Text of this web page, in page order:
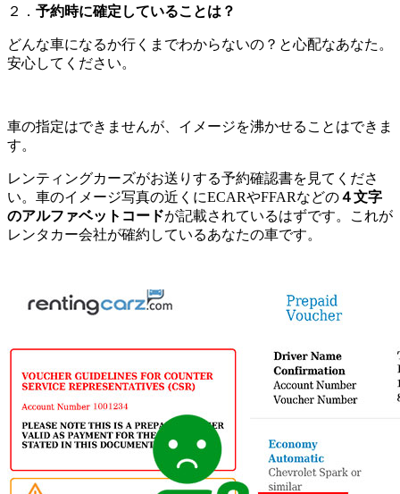
２． 予約時に確定していることは？
どんな車になるか行くまでわからないの？と心配なあなた。
安心してください。
車の指定はできませんが、イメージを沸かせることはできま
す。
レンティングカーズがお送りする予約確認書を見てくださ
い。車のイメージ写真の近くにECARやFFARなどの４文字
のアルファベットコードが記載されているはずです。これが
レンタカー会社が確約しているあなたの車です。